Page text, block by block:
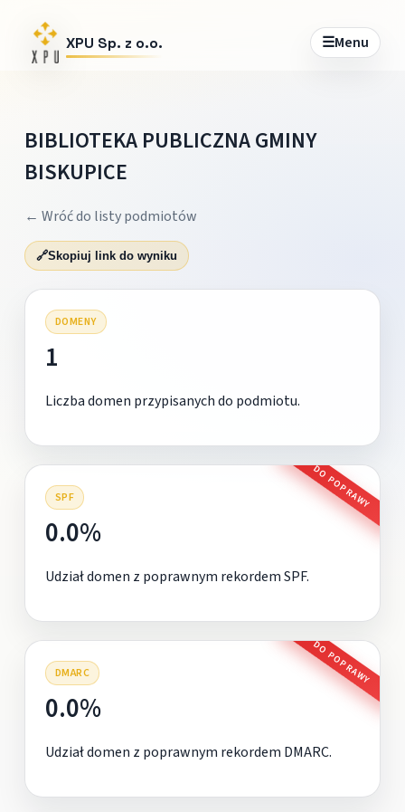
XPU Sp. z o.o. ☰Menu
BIBLIOTEKA PUBLICZNA GMINY
BISKUPICE
← Wróć do listy podmiotów
🔗Skopiuj link do wyniku
DOMENY
1
Liczba domen przypisanych do podmiotu.
SPF DO POPRAWY
0.0%
Udział domen z poprawnym rekordem SPF.
DMARC DO POPRAWY
0.0%
Udział domen z poprawnym rekordem DMARC.